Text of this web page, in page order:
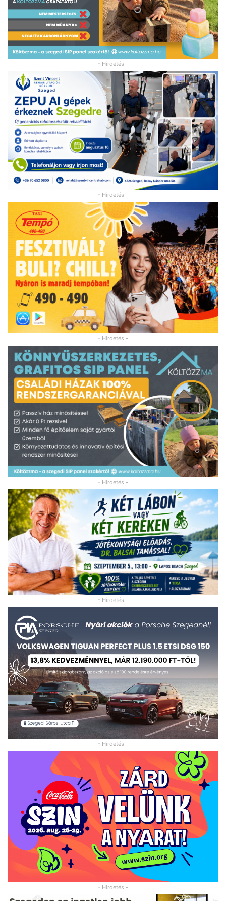
- Hirdetés -
- Hirdetés -
- Hirdetés -
- Hirdetés -
- Hirdetés -
- Hirdetés -
- Hirdetés -